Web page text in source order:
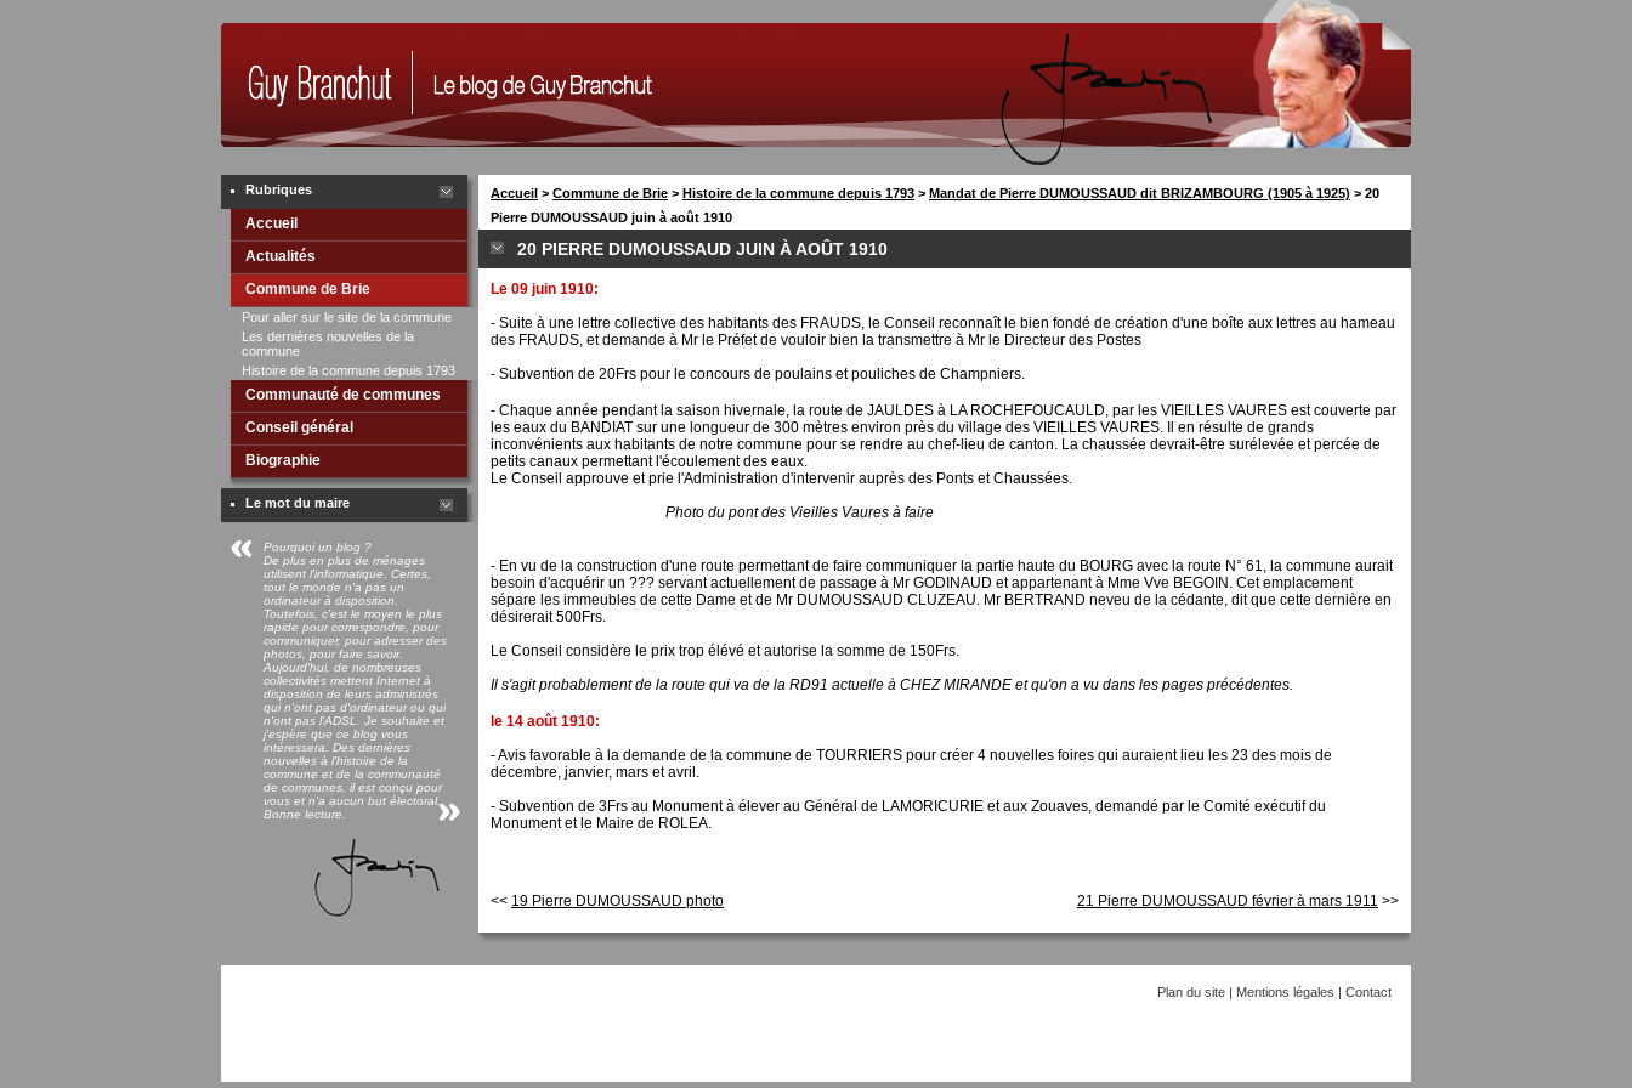
Rubriques
Accueil
Actualités
Commune de Brie
Pour aller sur le site de la commune
Les dernières nouvelles de la
commune
Histoire de la commune depuis 1793
Communauté de communes
Conseil général
Biographie
Le mot du maire
Pourquoi un blog ?
De plus en plus de ménages
utilisent l'informatique. Certes,
tout le monde n'a pas un
ordinateur à disposition.
Toutefois, c'est le moyen le plus
rapide pour correspondre, pour
communiquer, pour adresser des
photos, pour faire savoir.
Aujourd'hui, de nombreuses
collectivités mettent Internet à
disposition de leurs administrés
qui n'ont pas d'ordinateur ou qui
n'ont pas l'ADSL. Je souhaite et
j'espère que ce blog vous
intéressera. Des dernières
nouvelles à l'histoire de la
commune et de la communauté
de communes, il est conçu pour
vous et n'a aucun but électoral.
Bonne lecture.
Accueil > Commune de Brie > Histoire de la commune depuis 1793 > Mandat de Pierre DUMOUSSAUD dit BRIZAMBOURG (1905 à 1925) > 20
Pierre DUMOUSSAUD juin à août 1910
20 PIERRE DUMOUSSAUD JUIN À AOÛT 1910
Le 09 juin 1910:
- Suite à une lettre collective des habitants des FRAUDS, le Conseil reconnaît le bien fondé de création d'une boîte aux lettres au hameau
des FRAUDS, et demande à Mr le Préfet de vouloir bien la transmettre à Mr le Directeur des Postes
- Subvention de 20Frs pour le concours de poulains et pouliches de Champniers.
- Chaque année pendant la saison hivernale, la route de JAULDES à LA ROCHEFOUCAULD, par les VIEILLES VAURES est couverte par
les eaux du BANDIAT sur une longueur de 300 mètres environ près du village des VIEILLES VAURES. Il en résulte de grands
inconvénients aux habitants de notre commune pour se rendre au chef-lieu de canton. La chaussée devrait-être surélevée et percée de
petits canaux permettant l'écoulement des eaux.
Le Conseil approuve et prie l'Administration d'intervenir auprès des Ponts et Chaussées.
Photo du pont des Vieilles Vaures à faire
- En vu de la construction d'une route permettant de faire communiquer la partie haute du BOURG avec la route N° 61, la commune aurait
besoin d'acquérir un ??? servant actuellement de passage à Mr GODINAUD et appartenant à Mme Vve BEGOIN. Cet emplacement
sépare les immeubles de cette Dame et de Mr DUMOUSSAUD CLUZEAU. Mr BERTRAND neveu de la cédante, dit que cette dernière en
désirerait 500Frs.
Le Conseil considère le prix trop élévé et autorise la somme de 150Frs.
Il s'agit probablement de la route qui va de la RD91 actuelle à CHEZ MIRANDE et qu'on a vu dans les pages précédentes.
le 14 août 1910:
- Avis favorable à la demande de la commune de TOURRIERS pour créer 4 nouvelles foires qui auraient lieu les 23 des mois de
décembre, janvier, mars et avril.
- Subvention de 3Frs au Monument à élever au Général de LAMORICURIE et aux Zouaves, demandé par le Comité exécutif du
Monument et le Maire de ROLEA.
<< 19 Pierre DUMOUSSAUD photo 21 Pierre DUMOUSSAUD février à mars 1911 >>
Plan du site | Mentions légales | Contact